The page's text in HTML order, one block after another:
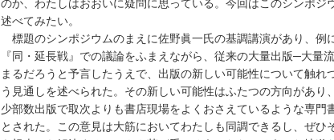
のか、わたしはおおいに疑問に思っている。今回はこのシンポジ
述べてみたい。
標題のシンポジウムのまえに佐野眞一氏の基調講演があり、例
『同・延長戦』での議論をふまえながら、従来の大量出版─大量
まるだろうと予言したうえで、出版の新しい可能性について触
う見通しを述べられた。その新しい可能性はふたつの方向があり
少部数出版で取次よりも書店現場をよくおさえているような専門
とされた。この意見は大筋においてわたしも同調できるし、ぜ